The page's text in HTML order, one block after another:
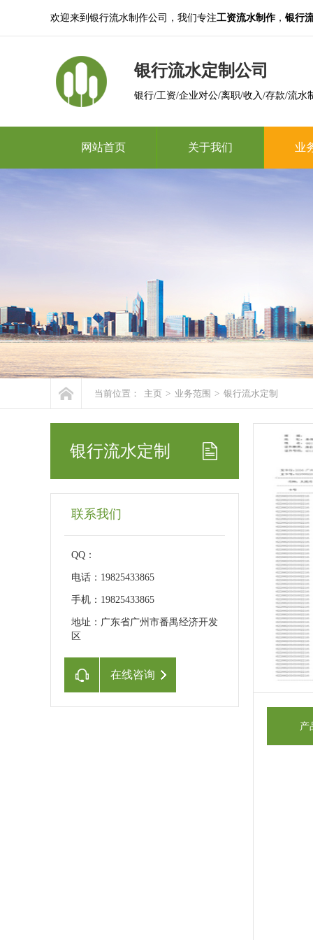
欢迎来到银行流水制作公司，我们专注工资流水制作， 银行
银行流水定制公司
银行/工资/企业对公/离职/收入/存款/流水
网站首页 关于我们 业
当前位置： 主页 > 业务范围 > 银行流水定制
银行流水定制
联系我们
QQ：
电话：19825433865
手机：19825433865
地址：广东省广州市番禺经济开发
区
在线咨询
产